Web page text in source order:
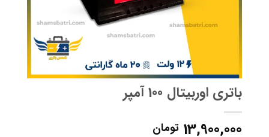
باتری اوربیتال 100 آمپر
13,900,000 تومان